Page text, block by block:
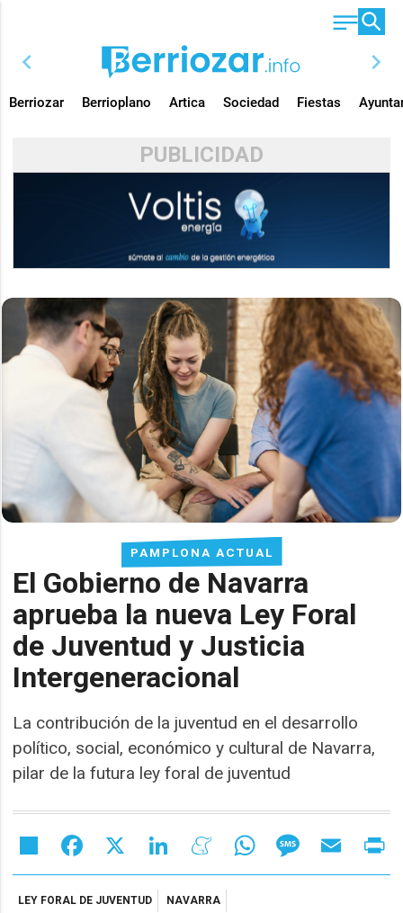
chevron_left chevron_right
Berriozar Berrioplano Artica Sociedad Fiestas
PUBLICIDAD
PAMPLONA ACTUAL
El Gobierno de Navarra
aprueba la nueva Ley Foral
de Juventud y Justicia
Intergeneracional
La contribución de la juventud en el desarrollo
político, social, económico y cultural de Navarra,
pilar de la futura ley foral de juventud
Share Facebook LinkedIn MeneameWhatsAppMessageEmail
LEY FORAL DE JUVENTUD NAVARRA